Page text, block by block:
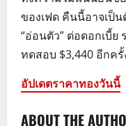
ของเฟด คืนนี้อาจเ
“อ่อนตัว” ต่อดอกเบี้
ทดสอบ $3,440 อีกครั้
อัปเดตราคาทองวันนี้
ABOUT THE